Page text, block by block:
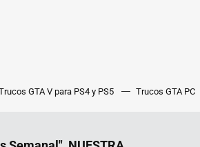
GTA V para PS4 y PS5 Trucos GTA PC